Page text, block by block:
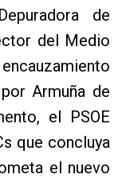
de
del Medio
Armuña de
el PSOE
que concluya
el nuevo